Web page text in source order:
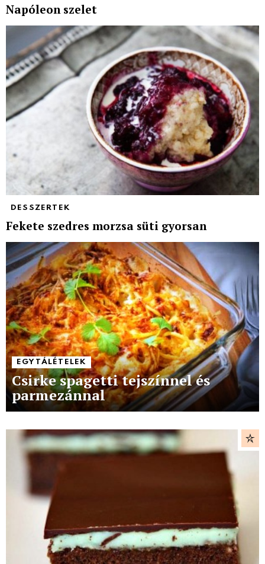
Napóleon szelet
DESSZERTEK
Fekete szedres morzsa süti gyorsan
EGYTÁLÉTELEK
Csirke spagetti tejszínnel és
parmezánnal